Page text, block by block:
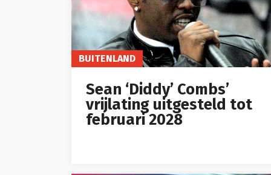
BUITENLAND
Sean ‘Diddy’ Combs’
vrijlating uitgesteld tot
februari 2028